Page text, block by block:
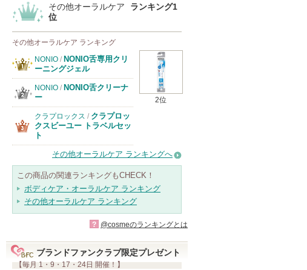
その他オーラルケア
ランキング1
位
その他オーラルケア ランキング
2位
NONIO / NONIO舌専用クリ
ーニングジェル
NONIO / NONIO舌クリーナ
ー
クラプロックス / クラプロッ
クスビーユー トラベルセッ
ト
その他オーラルケア ランキングへ
この商品の関連ランキングもCHECK！
ボディケア・オーラルケア ランキング
その他オーラルケア ランキング
? @cosmeのランキングとは
ブランドファンクラブ限定プレゼント
【毎月 1・9・17・24日 開催！】